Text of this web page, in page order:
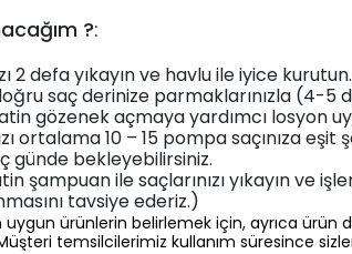
?:
2 defa yıkayın ve havlu ile iyice
saç derinize parmaklarınızla (4-5
gözenek açmaya yardımcı losyon
ortalama 10 – 15 pompa saçınıza
günde bekleyebilirsiniz.
şampuan ile saçlarınızı yıkayın ve
tavsiye ederiz.)
uygun ürünlerin belirlemek için, ayrıca
temsilcilerimiz kullanım süresince